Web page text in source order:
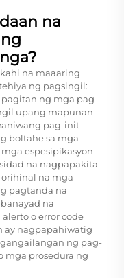
na
na maaaring
ng pagsingil:
pagitan ng mga pag-
upang mapunan
pag-init
boltahe sa mga
espesipikasyon
na nagpapakita
orihinal na mga
pagtanda na
na
o error code
ay nagpapahiwatig
ng pag-
mga prosedura ng